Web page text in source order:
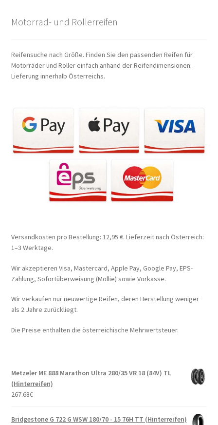
Motorrad- und Rollerreifen
Reifensuche nach Größe. Finden Sie den passenden Reifen für
Motorräder und Roller einfach anhand der Reifendimensionen.
Lieferung innerhalb Österreichs.
Versandkosten pro Bestellung: 12,95 €. Lieferzeit nach Österreich:
1–3 Werktage.
Wir akzeptieren Visa, Mastercard, Apple Pay, Google Pay, EPS-
Zahlung, Sofortüberweisung (Mollie) sowie Vorkasse.
Wir verkaufen nur neuwertige Reifen, deren Herstellung weniger
als 2 Jahre zurückliegt.
Die Preise enthalten die österreichische Mehrwertsteuer.
Metzeler ME 888 Marathon Ultra 280/35 VR 18 (84V) TL
(Hinterreifen)
267.68€
Bridgestone G 722 G WSW 180/70 - 15 76H TT (Hinterreifen)